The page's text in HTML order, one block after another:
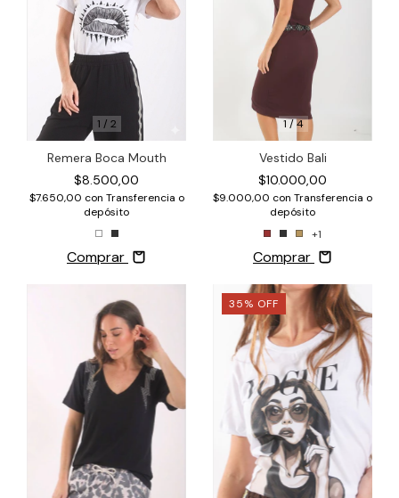
1 / 2
Remera Boca Mouth
$8.500,00
$7.650,00 con Transferencia o
depósito
Comprar
1/4
Vestido Bali
$10.000,00
$9.000,00 con Transferencia o
depósito
+1
Comprar
35% OFF